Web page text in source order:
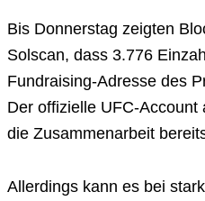
Bis Donnerstag zeigten
Solscan, dass 3.776
Fundraising-Adresse des
Der offizielle UFC-Account
die Zusammenarbeit
Allerdings kann es bei